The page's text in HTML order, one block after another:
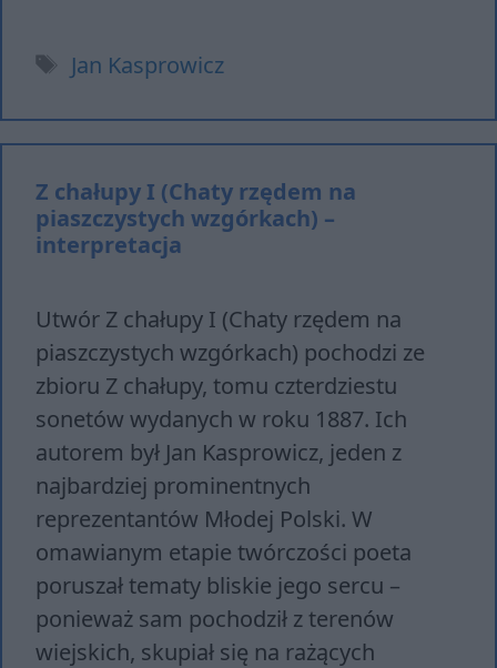
Tagi
Jan Kasprowicz
Z chałupy I (Chaty rzędem na
piaszczystych wzgórkach) –
interpretacja
Utwór Z chałupy I (Chaty rzędem na
piaszczystych wzgórkach) pochodzi ze
zbioru Z chałupy, tomu czterdziestu
sonetów wydanych w roku 1887. Ich
autorem był Jan Kasprowicz, jeden z
najbardziej prominentnych
reprezentantów Młodej Polski. W
omawianym etapie twórczości poeta
poruszał tematy bliskie jego sercu –
ponieważ sam pochodził z terenów
wiejskich, skupiał się na rażących